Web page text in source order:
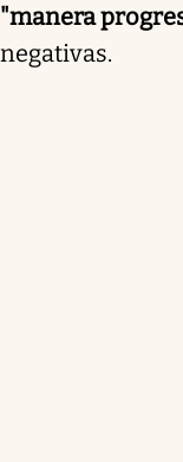
"manera
negativas.